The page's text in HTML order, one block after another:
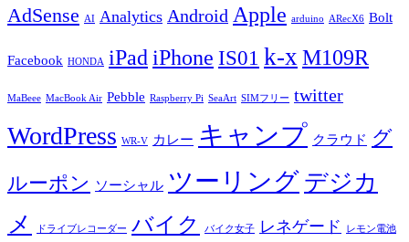
AdSense AI Analytics Android Apple arduino ARecX6 Bolt
Facebook HONDA iPad iPhone IS01 k-x M109R
MaBeee MacBook Air Pebble Raspberry Pi SeaArt SIMフリー twitter
WordPress WR-V カレー キャンプ クラウド グ
ルーポン ソーシャル ツーリング デジカ
メ
ドライブレコーダー バイク バイク女子 レネゲード レモン電池